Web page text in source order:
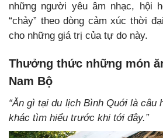
những người yêu âm nhạc, hội
“chảy” theo dòng cảm xúc thời
cho những giá trị của tự do này.
Thưởng thức những món
Nam Bộ
“Ăn gì tại du lịch Bình Quới là câu
khác tìm hiểu trước khi tới đây.”